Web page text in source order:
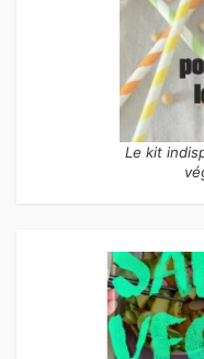
Le kit